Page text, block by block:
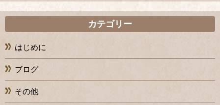
カテゴリー
はじめに
ブログ
その他